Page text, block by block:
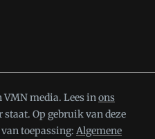
VMN media. Lees inons
Op gebruik van deze
toepassing: Algemene